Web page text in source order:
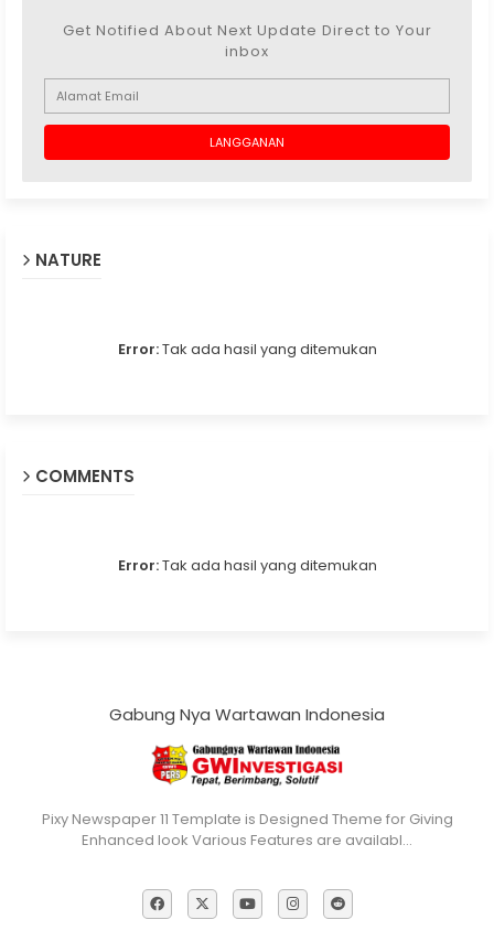
Get Notified About Next Update Direct to Your
inbox
NATURE
Error:Tak ada hasil yang ditemukan
COMMENTS
Error:Tak ada hasil yang ditemukan
Gabung Nya Wartawan Indonesia
Pixy Newspaper 11 Template is Designed Theme for Giving
Enhanced look Various Features are availabl…